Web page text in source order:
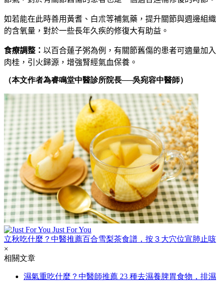
如若能在此時善用黃耆、白朮等補氣藥，提升關節與週邊組織
的含氧量，對於一些長年久疾的修復大有助益。
食療調整： 以百合蓮子粥為例，有關節舊傷的患者可適量加入
肉桂，引火歸源，增強腎經氣血保養。
（本文作者為睿鳴堂中醫診所院長──吳宛容中醫師）
Just For You
立秋吃什麼？中醫推薦百合雪梨茶食譜，按３大穴位宣肺止咳
×
相關文章
濕氣重吃什麼？中醫師推薦 23 種去濕養脾胃食物，排濕